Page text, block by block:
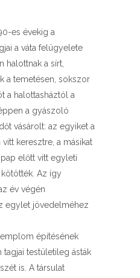
es évekig a
a váta felügyelete
halottnak a sírt,
a temetésen, sokszor
a halottasháztól a
a gyászoló
vásárolt: az egyiket a
keresztre, a másikat
előtt vitt egyleti
kötötték. Az így
év végén
egylet jövedelméhez
építésének
testületileg ásták
is. A társulat